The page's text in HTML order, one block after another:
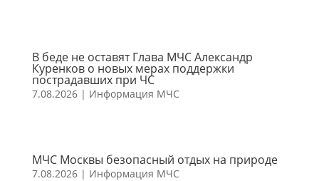
В беде не оставят Глава МЧС Александр
Куренков о новых мерах поддержки
пострадавших при ЧС
7.08.2026| Информация МЧС
МЧС Москвы безопасный отдых на природе
7.08.2026| Информация МЧС